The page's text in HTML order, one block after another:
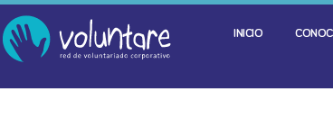
INICIO